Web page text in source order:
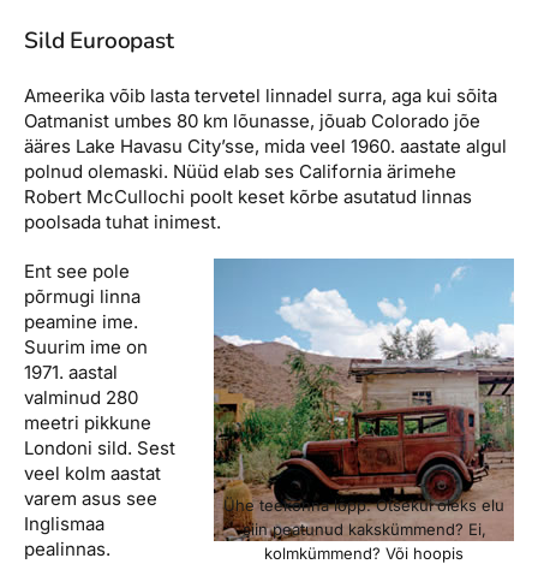
Sild Euroopast
Ameerika võib lasta tervetel linnadel surra, aga kui sõita
Oatmanist umbes 80 km lõunasse, jõuab Colorado jõe
ääres Lake Havasu City’sse, mida veel 1960. aastate algul
polnud olemaski. Nüüd elab ses California ärimehe
Robert McCullochi poolt keset kõrbe asutatud linnas
poolsada tuhat inimest.
Ühe teekonna lõpp. Otsekui oleks elu
siin peatunud kakskümmend? Ei,
kolmkümmend? Või hoopis
Ent see pole
põrmugi linna
peamine ime.
Suurim ime on
1971. aastal
valminud 280
meetri pikkune
Londoni sild. Sest
veel kolm aastat
varem asus see
Inglismaa
pealinnas.